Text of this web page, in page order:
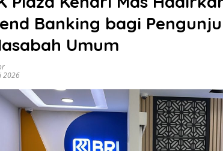
Banking bagi
Umum
2026